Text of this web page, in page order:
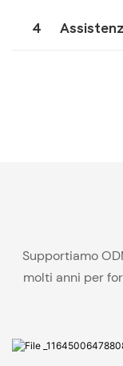
4
Supportiamo
molti anni per